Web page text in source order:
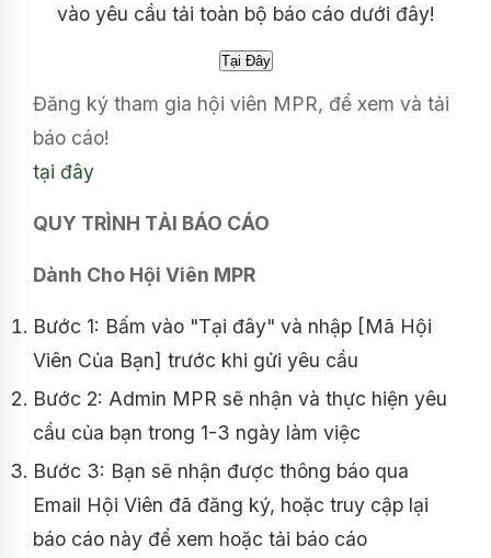
vào yêu cầu tải toàn bộ báo cáo dưới đây!
Đăng ký tham gia hội viên MPR, để xem và tải
báo cáo!
tại đây
QUY TRÌNH TẢI BÁO CÁO
Dành Cho Hội Viên MPR
Bước 1: Bấm vào "Tại đây" và nhập [Mã Hội
Viên Của Bạn] trước khi gửi yêu cầu
Bước 2: Admin MPR sẽ nhận và thực hiện yêu
cầu của bạn trong 1-3 ngày làm việc
Bước 3: Bạn sẽ nhận được thông báo qua
Email Hội Viên đã đăng ký, hoặc truy cập lại
báo cáo này để xem hoặc tải báo cáo